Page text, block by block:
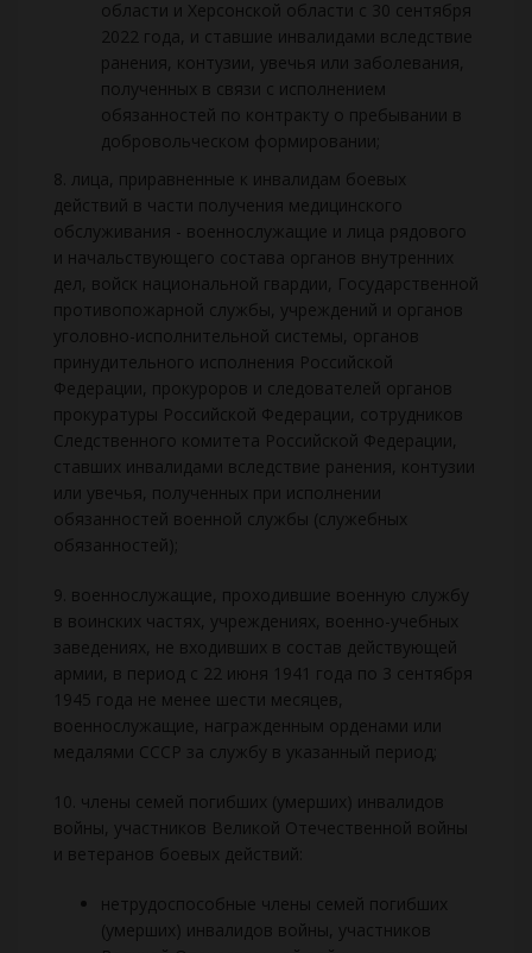
области и Херсонской области с 30 сентября
2022 года, и ставшие инвалидами вследствие
ранения, контузии, увечья или заболевания,
полученных в связи с исполнением
обязанностей по контракту о пребывании в
добровольческом формировании;
8. лица, приравненные к инвалидам боевых
действий в части получения медицинского
обслуживания - военнослужащие и лица рядового
и начальствующего состава органов внутренних
дел, войск национальной гвардии, Государственной
противопожарной службы, учреждений и органов
уголовно-исполнительной системы, органов
принудительного исполнения Российской
Федерации, прокуроров и следователей органов
прокуратуры Российской Федерации, сотрудников
Следственного комитета Российской Федерации,
ставших инвалидами вследствие ранения, контузии
или увечья, полученных при исполнении
обязанностей военной службы (служебных
обязанностей);
9. военнослужащие, проходившие военную службу
в воинских частях, учреждениях, военно-учебных
заведениях, не входивших в состав действующей
армии, в период с 22 июня 1941 года по 3 сентября
1945 года не менее шести месяцев,
военнослужащие, награжденным орденами или
медалями СССР за службу в указанный период;
10. члены семей погибших (умерших) инвалидов
войны, участников Великой Отечественной войны
и ветеранов боевых действий:
нетрудоспособные члены семей погибших
(умерших) инвалидов войны, участников